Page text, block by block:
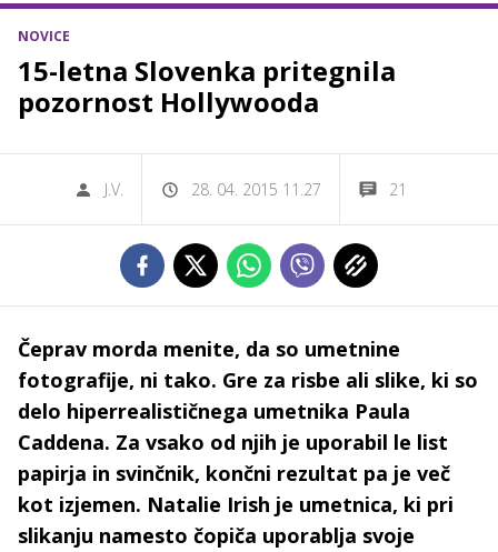
NOVICE
15-letna Slovenka pritegnila
pozornost Hollywooda
J.V. 28. 04. 2015 11.27 21
Čeprav morda menite, da so umetnine
fotografije, ni tako. Gre za risbe ali slike, ki so
delo hiperrealističnega umetnika Paula
Caddena. Za vsako od njih je uporabil le list
papirja in svinčnik, končni rezultat pa je več
kot izjemen. Natalie Irish je umetnica, ki pri
slikanju namesto čopiča uporablja svoje